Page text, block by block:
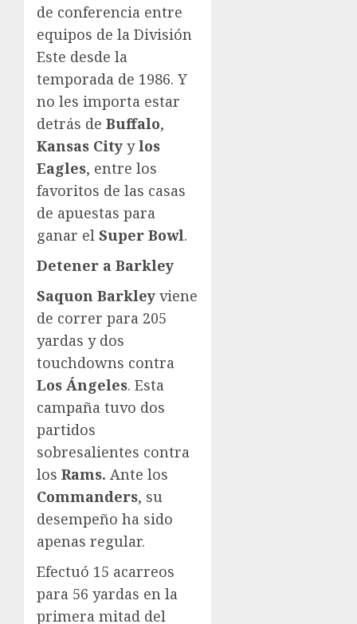
de conferencia entre
equipos de la División
Este desde la
temporada de 1986. Y
no les importa estar
detrás de Buffalo,
Kansas City ylos
Eagles, entre los
favoritos de las casas
de apuestas para
ganar el Super Bowl.
Detener a Barkley
Saquon Barkley viene
de correr para 205
yardas y dos
touchdowns contra
Los Ángeles. Esta
campaña tuvo dos
partidos
sobresalientes contra
los Rams. Ante los
Commanders, su
desempeño ha sido
apenas regular.
Efectuó 15 acarreos
para 56 yardas en la
primera mitad del